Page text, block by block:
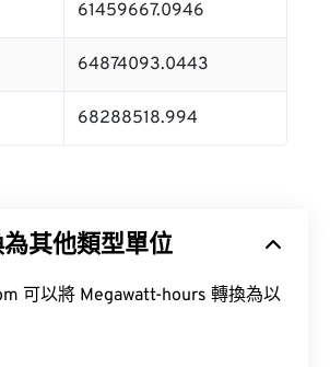
61459667.0946
64874093.0443
68288518.994
其他類型單位
可以將 Megawatt-hours 轉換為以